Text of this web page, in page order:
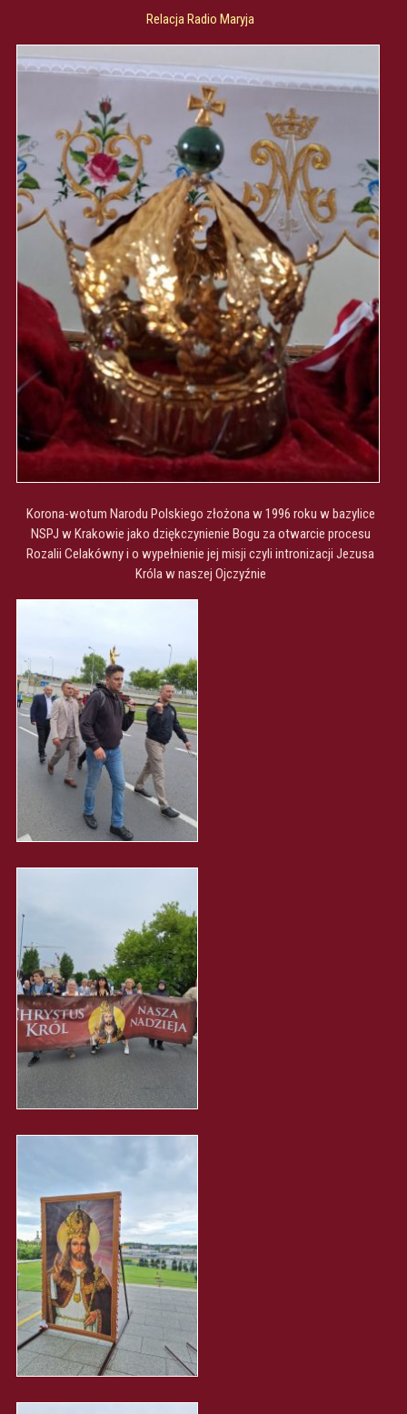
Relacja Radio Maryja
Korona-wotum Narodu Polskiego złożona w 1996 roku w bazylice
NSPJ w Krakowie jako dziękczynienie Bogu za otwarcie procesu
Rozalii Celakówny i o wypełnienie jej misji czyli intronizacji Jezusa
Króla w naszej Ojczyźnie